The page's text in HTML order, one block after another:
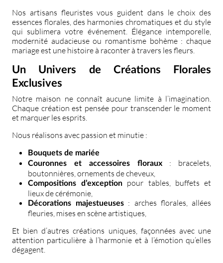
Nos artisans fleuristes vous guident dans le choix des
essences florales, des harmonies chromatiques et du style
qui sublimera votre événement. Élégance intemporelle,
modernité audacieuse ou romantisme bohème : chaque
mariage est une histoire à raconter à travers les fleurs.
Un Univers de Créations Florales
Exclusives
Notre maison ne connaît aucune limite à l’imagination.
Chaque création est pensée pour transcender le moment
et marquer les esprits.
Nous réalisons avec passion et minutie :
Bouquets de mariée
Couronnes et accessoires floraux : bracelets,
boutonnières, ornements de cheveux,
Compositions d’exception
pour tables, buffets et
lieux de cérémonie,
Décorations majestueuses : arches florales, allées
fleuries, mises en scène artistiques,
Et bien d’autres créations uniques, façonnées avec une
attention particulière à l’harmonie et à l’émotion qu’elles
dégagent.